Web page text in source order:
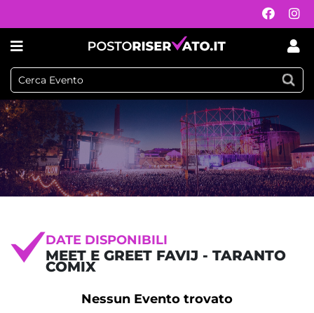
DATE DISPONIBILI
MEET E GREET FAVIJ - TARANTO
COMIX
Nessun Evento trovato